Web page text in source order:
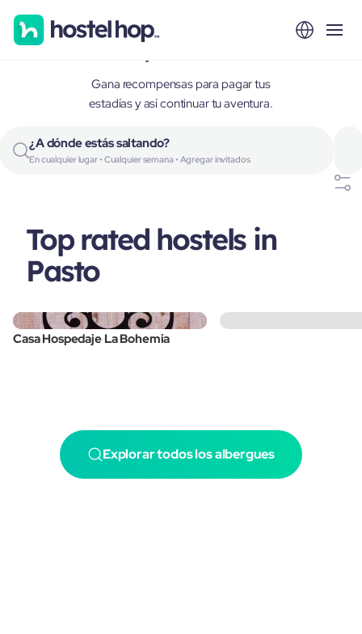
Pasto, Colombia
Gana recompensas para pagar tus
estadías y así continuar tu aventura.
¿A dónde estás saltando?
En cualquier lugar • Cualquier semana • Agregar invitados
Top rated hostels in
Pasto
Casa Hospedaje La Bohemia
Explorar todos los albergues